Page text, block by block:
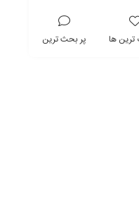
ها پر بحث ترین